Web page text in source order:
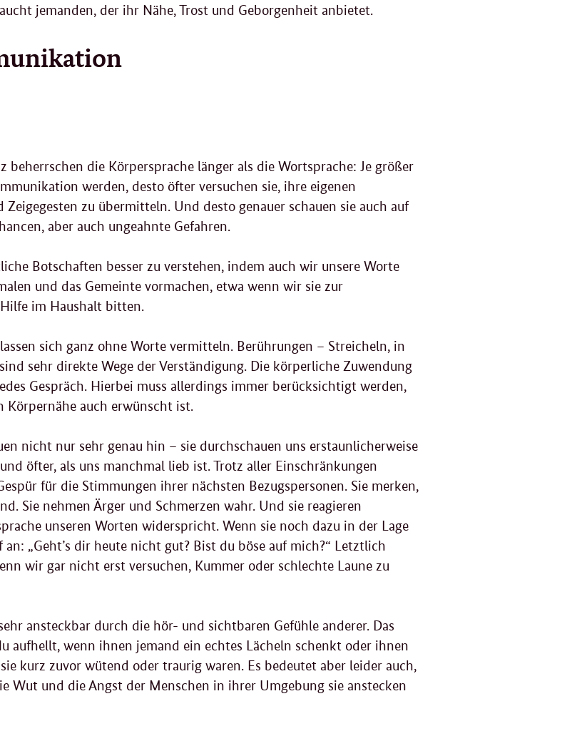
jemanden, der ihr Nähe, Trost und Geborgenheit anbietet.
beherrschen die Körpersprache länger als die Wortsprache: Je größer
werden, desto öfter versuchen sie, ihre eigenen
zu übermitteln. Und desto genauer schauen sie auch auf
aber auch ungeahnte Gefahren.
Botschaften besser zu verstehen, indem auch wir unsere Worte
und das Gemeinte vormachen, etwa wenn wir sie zur
im Haushalt bitten.
sich ganz ohne Worte vermitteln. Berührungen – Streicheln, in
sehr direkte Wege der Verständigung. Die körperliche Zuwendung
Gespräch. Hierbei muss allerdings immer berücksichtigt werden,
Körpernähe auch erwünscht ist.
nicht nur sehr genau hin – sie durchschauen uns erstaunlicherweise
öfter, als uns manchmal lieb ist. Trotz aller Einschränkungen
für die Stimmungen ihrer nächsten Bezugspersonen. Sie merken,
Sie nehmen Ärger und Schmerzen wahr. Und sie reagieren
unseren Worten widerspricht. Wenn sie noch dazu in der Lage
an: „Geht’s dir heute nicht gut? Bist du böse auf mich?“ Letztlich
wir gar nicht erst versuchen, Kummer oder schlechte Laune zu
ansteckbar durch die hör- und sichtbaren Gefühle anderer. Das
aufhellt, wenn ihnen jemand ein echtes Lächeln schenkt oder ihnen
kurz zuvor wütend oder traurig waren. Es bedeutet aber leider auch,
Wut und die Angst der Menschen in ihrer Umgebung sie anstecken